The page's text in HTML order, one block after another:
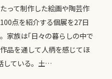
って制作した絵画や陶芸作
点を紹介する個展を27日
家族は｢日々の暮らしの中で
品を通して人柄を感じてほ
している。土…